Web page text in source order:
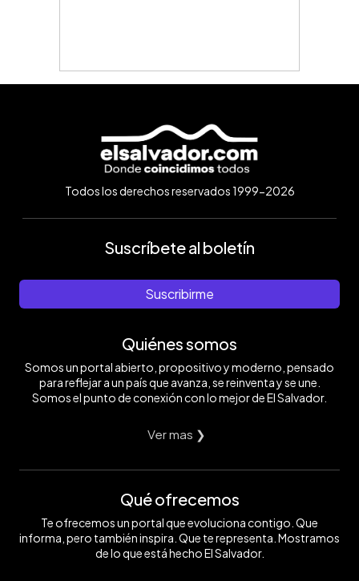
Todos los derechos reservados 1999-2026
Suscríbete al boletín
Suscribirme
Quiénes somos
Somos un portal abierto, propositivo y moderno, pensado
para reflejar a un país que avanza, se reinventa y se une.
Somos el punto de conexión con lo mejor de El Salvador.
Ver mas ❯
Qué ofrecemos
Te ofrecemos un portal que evoluciona contigo. Que
informa, pero también inspira. Que te representa. Mostramos
de lo que está hecho El Salvador.